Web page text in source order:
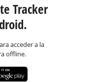
Tracker
acceder a la
offline.